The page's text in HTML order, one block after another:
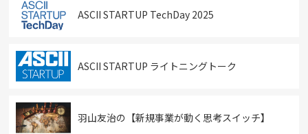
ASCII STARTUP TechDay 2025
ASCII STARTUP ライトニングトーク
羽山友治の【新規事業が動く思考スイッチ】